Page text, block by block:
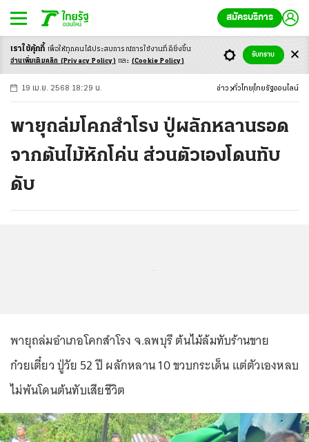
สมัครบริการ
-ก ก ก+
19 เม.ย. 2568 18:29 น. ข่าว ทั่วไทย ไทยรัฐออนไลน์
พายุถล่มโคกสำโรง ปู่ผลักหลานรอด
จากต้นไม้หักโค่น ส่วนตัวเองโดนทับ
ดับ
พายุถล่มอำเภอโคกสำโรง จ.ลพบุรี ต้นไม้ล้มทับร้านขาย
ก๋วยเตี๋ยว ปู่วัย 52 ปี ผลักหลาน 10 ขวบกระเด็น แต่ตัวเองหลบ
ไม่พ้นโดนต้นทับเสียชีวิต
เราใช้คุ้กกี้ เพื่อให้ทุกคนได้ประสบการณ์การใช้งานที่ดียิ่งขึ้น
อ่านเพิ่มเติมคลิก (Privacy Policy) และ (Cookie Policy)
รับทราบ